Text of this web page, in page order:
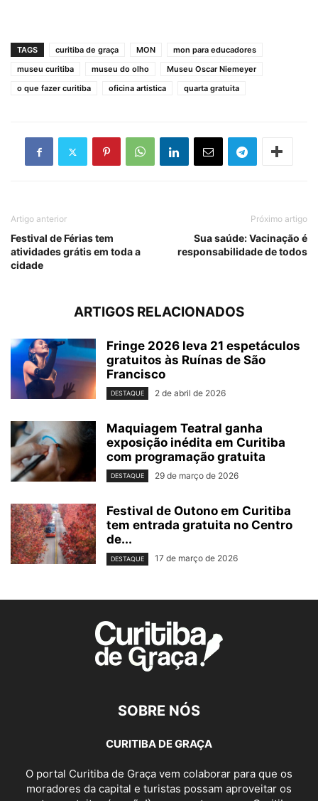
TAGS curitiba de graça MON
mon para educadores
museu curitiba
museu do olho
Museu Oscar Niemeyer
o que fazer curitiba
oficina artistica quarta gratuita
Artigo anterior
Festival de Férias tem
atividades grátis em toda a
cidade
Próximo artigo
Sua saúde: Vacinação é
responsabilidade de todos
ARTIGOS RELACIONADOS
Fringe 2026 leva 21 espetáculos
gratuitos às Ruínas de São
Francisco
DESTAQUE 2 de abril de 2026
Maquiagem Teatral ganha
exposição inédita em Curitiba
com programação gratuita
DESTAQUE 29 de março de 2026
Festival de Outono em Curitiba
tem entrada gratuita no Centro
de...
DESTAQUE 17 de março de 2026
SOBRE NÓS
CURITIBA DE GRAÇA
O portal Curitiba de Graça vem colaborar para que os
moradores da capital e turistas possam aproveitar os